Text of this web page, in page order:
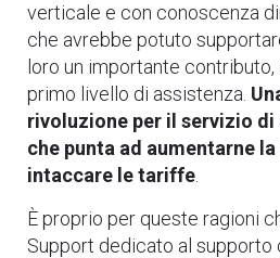
verticale e con conoscenza
che avrebbe potuto
loro un importante contributo,
primo livello di assistenza.
rivoluzione per il servizio
che punta ad aumentarne
intaccare le tariffe
È proprio per queste ragioni
Support dedicato al supporto